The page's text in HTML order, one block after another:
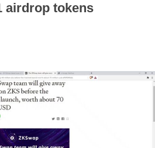
airdrop tokens